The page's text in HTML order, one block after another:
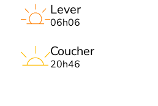
Lever
06h06
Coucher
20h46